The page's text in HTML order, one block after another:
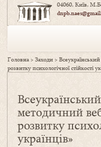
04060, Київ,
Головна >Заходи >
розвитку психологічної стійкості
методичний
розвитку
українців»